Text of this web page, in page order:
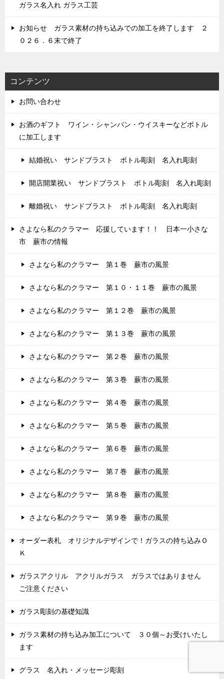
ガラス名入れ ガラス工芸
お知らせ ガラス素材の持ち込みでの加工を終了します ２
０２６．６末で終了
コンテンツ
お問い合わせ
お酒のギフト ワイン・シャンパン・ウイスキーなどボトル
に加工します
結婚祝い サンドブラスト ボトル彫刻 名入れ彫刻
開店開業祝い サンドブラスト ボトル彫刻 名入れ彫刻
離婚祝い サンドブラスト ボトル彫刻 名入れ彫刻
さよなら私のクラマー 応援しています！！ 日本一小さな
市 蕨市の情報
さよなら私のクラマー 第１巻 蕨市の風景
さよなら私のクラマー 第１０・１１巻 蕨市の風景
さよなら私のクラマー 第１２巻 蕨市の風景
さよなら私のクラマー 第１３巻 蕨市の風景
さよなら私のクラマー 第２巻 蕨市の風景
さよなら私のクラマー 第３巻 蕨市の風景
さよなら私のクラマー 第４巻 蕨市の風景
さよなら私のクラマー 第５巻 蕨市の風景
さよなら私のクラマー 第６巻 蕨市の風景
さよなら私のクラマー 第７巻 蕨市の風景
さよなら私のクラマー 第８巻 蕨市の風景
さよなら私のクラマー 第９巻 蕨市の風景
オーダー表札 オリジナルデザインで！ガラスの持ち込みＯ
Ｋ
ガラスアクリル アクリルガラス ガラスではありません
ご注意ください
ガラス彫刻の基礎知識
ガラス素材の持ち込み加工について ３０個～お受けいたし
ます
グラス 名入れ・メッセージ彫刻